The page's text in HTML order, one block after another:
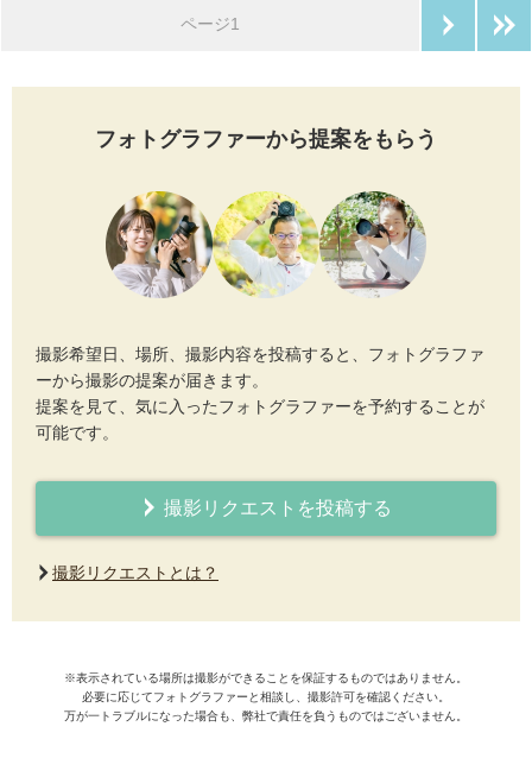
ページ1
フォトグラファーから提案をもらう
撮影希望日、場所、撮影内容を投稿すると、フォトグラファ
ーから撮影の提案が届きます。
提案を見て、気に入ったフォトグラファーを予約することが
可能です。
撮影リクエストを投稿する
撮影リクエストとは？
※表示されている場所は撮影ができることを保証するものではありません。
必要に応じてフォトグラファーと相談し、撮影許可を確認ください。
万が一トラブルになった場合も、弊社で責任を負うものではございません。